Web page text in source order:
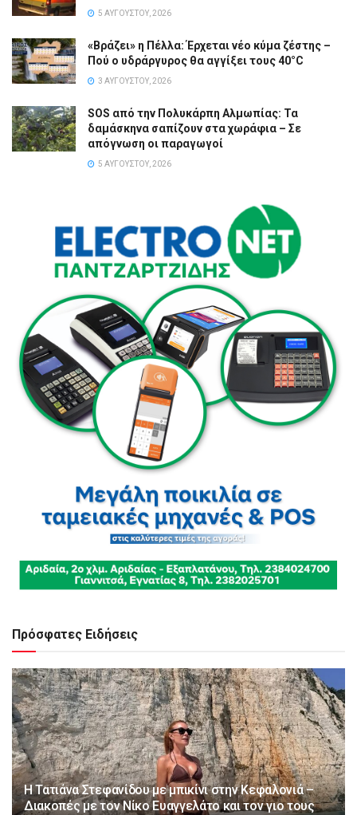
5 ΑΥΓΟΎΣΤΟΥ, 2026
«Βράζει» η Πέλλα: Έρχεται νέο κύμα ζέστης –
Πού ο υδράργυρος θα αγγίξει τους 40°C
3 ΑΥΓΟΎΣΤΟΥ, 2026
SOS από την Πολυκάρπη Αλμωπίας: Τα
δαμάσκηνα σαπίζουν στα χωράφια – Σε
απόγνωση οι παραγωγοί
5 ΑΥΓΟΎΣΤΟΥ, 2026
Πρόσφατες Ειδήσεις
Η Τατιάνα Στεφανίδου με μπικίνι στην Κεφαλονιά –
Διακοπές με τον Νίκο Ευαγγελάτο και τον γιο τους